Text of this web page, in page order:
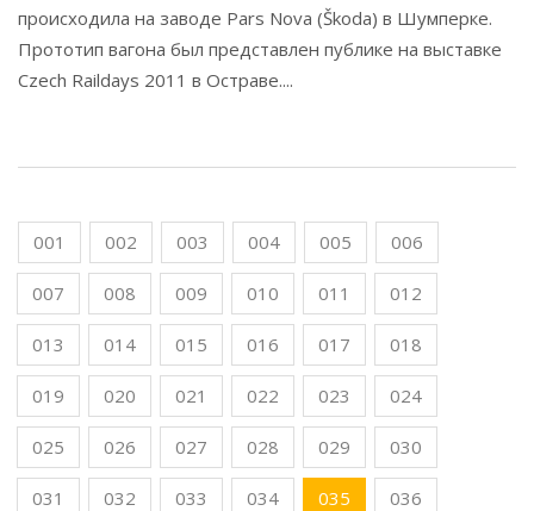
происходила на заводе Pars Nova (Škoda) в Шумперке.
Прототип вагона был представлен публике на выставке
Czech Raildays 2011 в Остраве....
001 002 003 004 005 006
007 008 009 010 011 012
013 014 015 016 017 018
019 020 021 022 023 024
025 026 027 028 029 030
031 032 033 034 035 036